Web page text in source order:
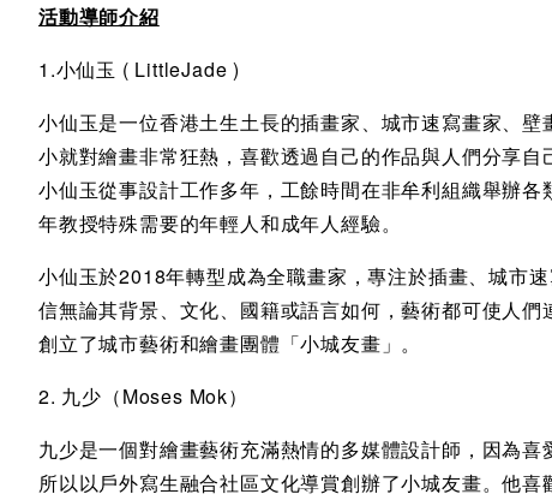
活動導師介紹
1.小仙玉 ( LittleJade )
小仙玉是一位香港土生土長的插畫家、城市速寫畫家、壁
小就對繪畫非常狂熱，喜歡透過自己的作品與人們分享自
小仙玉從事設計工作多年，工餘時間在非牟利組織舉辦各
年教授特殊需要的年輕人和成年人經驗。
小仙玉於2018年轉型成為全職畫家，專注於插畫、城市
信無論其背景、文化、國籍或語言如何，藝術都可使人
創立了城市藝術和繪畫團體「小城友畫」。
2. 九少（Moses Mok）
九少是一個對繪畫藝術充滿熱情的多媒體設計師，因為喜
所以以戶外寫生融合社區文化導賞創辦了小城友畫。他喜